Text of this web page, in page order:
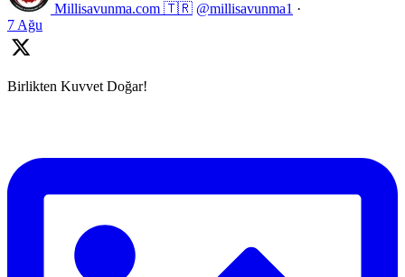
Millisavunma.com 🇹🇷 @millisavunma1 ·
7 Ağu
Birlikten Kuvvet Doğar!